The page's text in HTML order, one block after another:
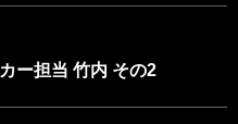
ー担当 竹内 その2